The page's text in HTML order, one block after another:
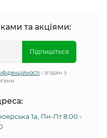
та акціями:
Підпишіться
і згоден з
1а, Пн-Пт 8:00 -